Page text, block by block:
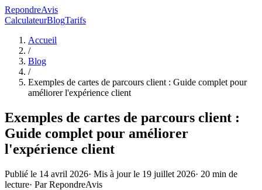
RepondreAvis
CalculateurBlogTarifs
Accueil
/
Blog
/
Exemples de cartes de parcours client : Guide complet pour
améliorer l'expérience client
Exemples de cartes de parcours client :
Guide complet pour améliorer
l'expérience client
Publié le 14 avril 2026· Mis à jour le 19 juillet 2026· 20 min de
lecture· ParRepondreAvis